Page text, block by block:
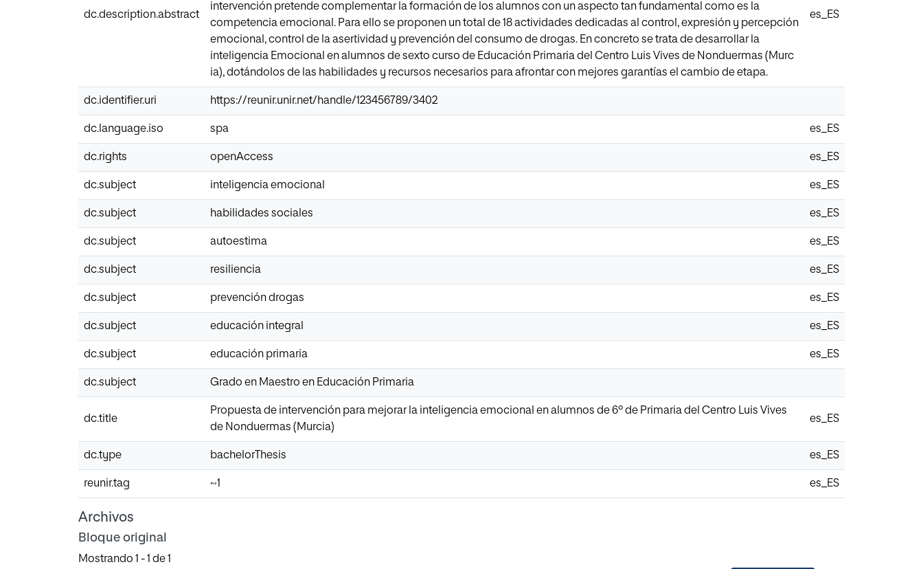
dc.description.abstract
intervención pretende complementar la formación de los alumnos con un aspecto tan fundamental como es la
competencia emocional. Para ello se proponen un total de 18 actividades dedicadas al control, expresión y percepción
emocional, control de la asertividad y prevención del consumo de drogas. En concreto se trata de desarrollar la
inteligencia Emocional en alumnos de sexto curso de Educación Primaria del Centro Luis Vives de Nonduermas (Murc
ia), dotándolos de las habilidades y recursos necesarios para afrontar con mejores garantías el cambio de etapa.
es_ES
dc.identifier.uri https://reunir.unir.net/handle/123456789/3402
dc.language.iso spa es_ES
dc.rights openAccess es_ES
dc.subject inteligencia emocional es_ES
dc.subject habilidades sociales es_ES
dc.subject autoestima es_ES
dc.subject resiliencia es_ES
dc.subject prevención drogas es_ES
dc.subject educación integral es_ES
dc.subject educación primaria es_ES
dc.subject Grado en Maestro en Educación Primaria
dc.title
Propuesta de intervención para mejorar la inteligencia emocional en alumnos de 6º de Primaria del Centro Luis Vives
de Nonduermas (Murcia)
es_ES
dc.type bachelorThesis es_ES
reunir.tag ~1 es_ES
Archivos
Bloque original
Mostrando 1 - 1 de 1